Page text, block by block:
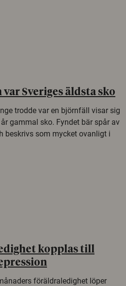
Sveriges äldsta sko
trodde var en björnfäll visar sig
gammal sko. Fyndet bär spår av
beskrivs som mycket ovanligt i
kopplas till
föräldraledighet löper